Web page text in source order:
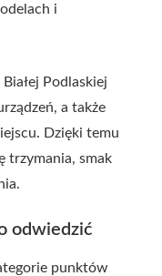
i
Podlaskiej
a także
Dzięki temu
trzymania, smak
odwiedzić
punktów